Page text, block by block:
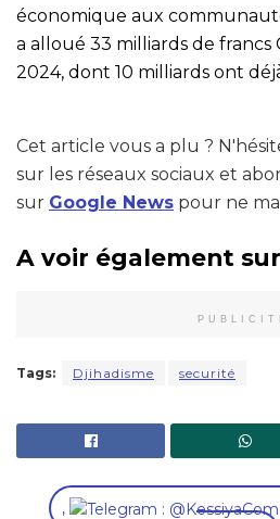
économique aux
a alloué 33 milliards de francs
2024, dont 10 milliards ont
Cet article vous a plu ?
sur les réseaux sociaux et
sur Google News pour ne
A voir également
Tags: Djihadisme securité
,